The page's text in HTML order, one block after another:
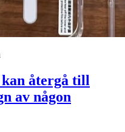
återgå till
av någon